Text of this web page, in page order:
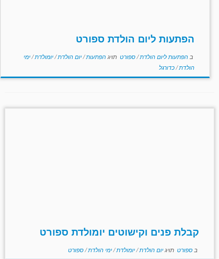
הפתעות ליום הולדת ספורט
ב הפתעות ליום הולדת/ספורט תויג הפתעות/יום הולדת/יומולדת/ימי
הולדת/כדורגל
קבלת פנים וקישוטים יומולדת ספורט
ב ספורט תויגיום הולדת/יומולדת/ימי הולדת/ספורט